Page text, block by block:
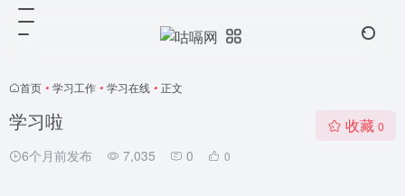
首页 • 学习工作 • 学习在线 • 正文
学习啦
6个月前发布 7,035 0 0
收藏 0